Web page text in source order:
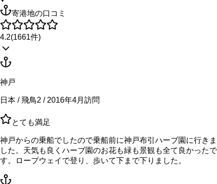
寄港地の口コミ
4.2(1661件)
神戸
日本 / 飛鳥2 / 2016年4月訪問
とても満足
神戸からの乗船でしたので乗船前に神戸布引ハーブ園に行きま
した。天気も良くハーブ園のお花も緑も景観も全て良かったで
す。ロープウェイで登り、歩いて下まで下りました。